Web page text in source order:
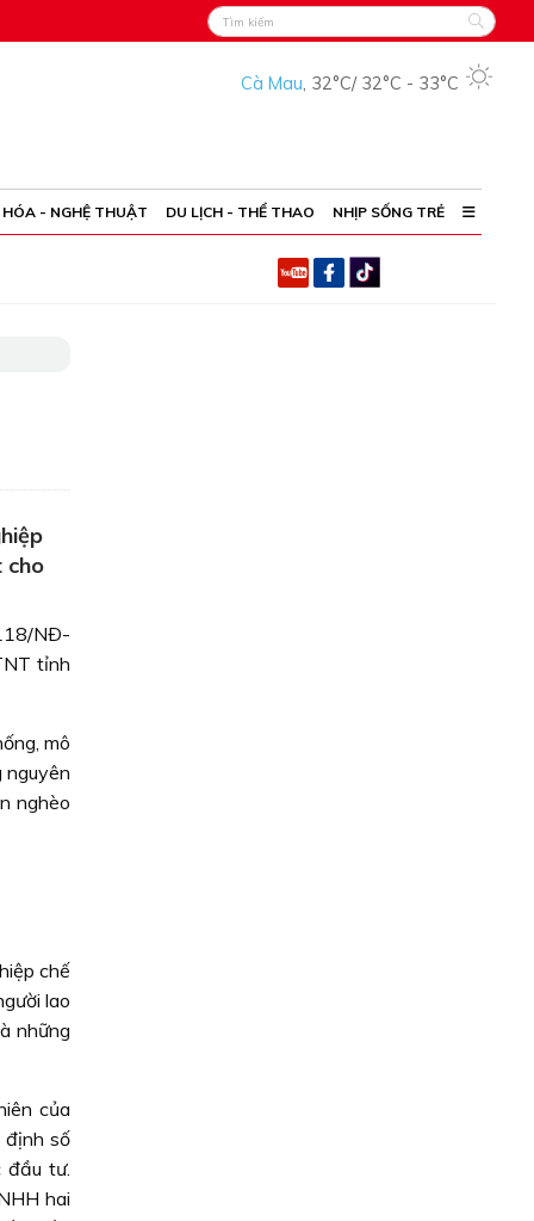
Cà Mau, 32°C/ 32°C - 33°C
- NGHỆ THUẬT DU LỊCH - THỂ THAO NHỊP SỐNG TRẺ
cho
NÐ-
tỉnh
mô
nguyên
nghèo
chế
lao
những
của
định số
đầu tư.
hai